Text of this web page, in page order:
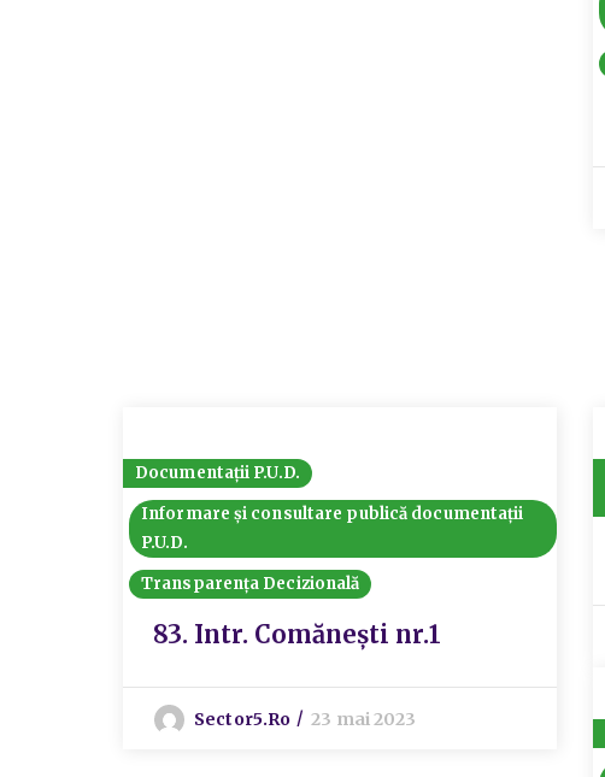
Documentații P.U.D.
Informare și consultare publică documentații
P.U.D.
Transparența Decizională
83. Intr. Comănești nr.1
Sector5.ro 23 mai 2023